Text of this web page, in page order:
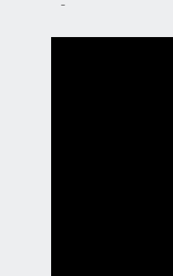
Хоровое пение — основа
01.08.2026